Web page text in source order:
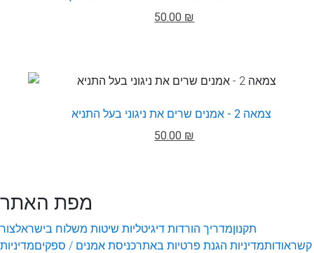
50.00 ₪
צמאה 2 - אמנים שרים את ניגוני בעל התניא
50.00 ₪
מפת האתר
תקנוןמדריך הורדות דיגיטליות שיטות משלוח בישראלצור
קשראודותמדיניות הגנת פרטיות באתרכניסת אמנים / ספקיםמדיניות